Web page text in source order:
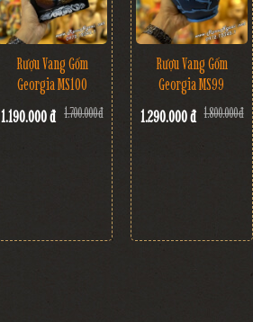
Rượu Vang Gốm
Georgia MS100
1.190.000 đ 1.700.000 đ
Rượu Vang Gốm
Georgia MS99
1.290.000 đ 1.800.000 đ